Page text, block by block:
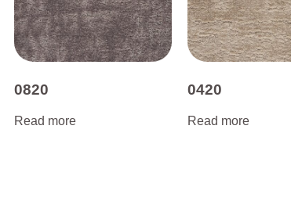
0820
Read more
0420
Read more